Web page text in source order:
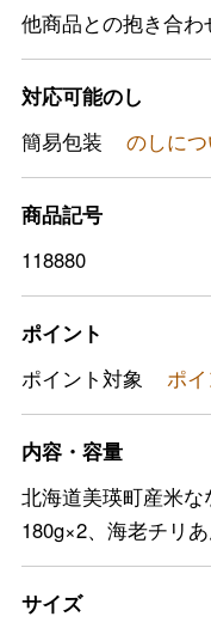
他商品との抱き合わ
対応可能のし
簡易包装
のしに
商品記号
118880
ポイント
ポイント対象
ポ
内容・容量
北海道美瑛町産米
180g×2、海老チリ
サイズ